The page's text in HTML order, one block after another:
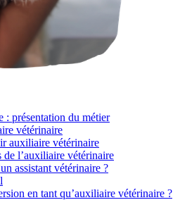
: présentation du métier
vétérinaire
auxiliaire vétérinaire
l’auxiliaire vétérinaire
assistant vétérinaire ?
en tant qu’auxiliaire vétérinaire ?